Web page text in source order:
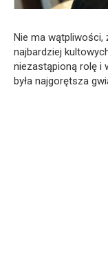
Nie ma wątpliwości,
najbardziej
niezastąpioną rolę i
była najgorętsza